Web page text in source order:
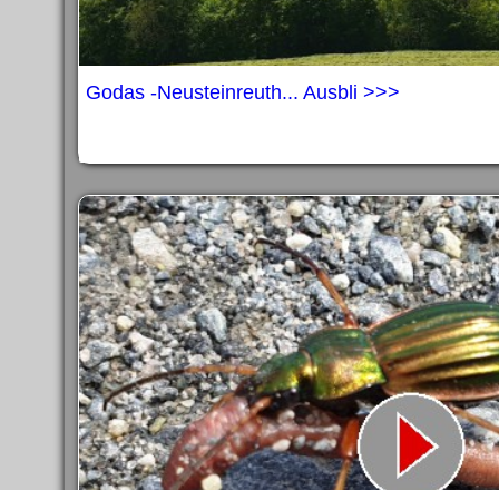
Godas -Neusteinreuth... Ausbli >>>